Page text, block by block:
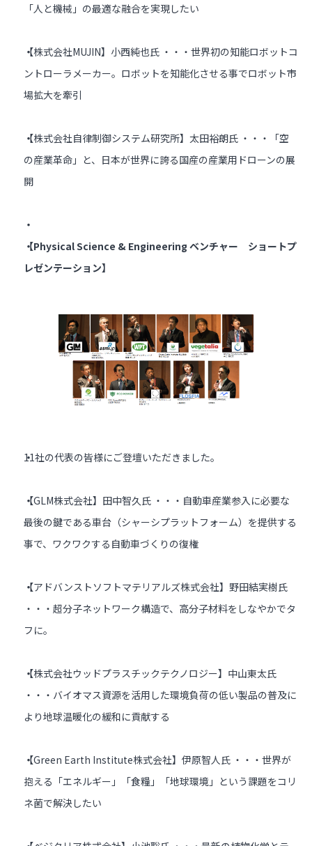
「人と機械」の最適な融合を実現したい
【株式会社MUJIN】小西純也氏 ・・・世界初の知能ロボットコ
ントローラメーカー。ロボットを知能化させる事でロボット市
場拡大を牽引
【株式会社自律制御システム研究所】太田裕朗氏 ・・・「空
の産業革命」と、日本が世界に誇る国産の産業用ドローンの展
開
【Physical Science & Engineering ベンチャー ショートプ
レゼンテーション】
11社の代表の皆様にご登壇いただきました。
【GLM株式会社】田中智久氏 ・・・自動車産業参入に必要な
最後の鍵である車台（シャーシプラットフォーム）を提供する
事で、ワクワクする自動車づくりの復権
【アドバンストソフトマテリアルズ株式会社】野田結実樹氏
・・・超分子ネットワーク構造で、高分子材料をしなやかでタ
フに。
【株式会社ウッドプラスチックテクノロジー】中山東太氏
・・・バイオマス資源を活用した環境負荷の低い製品の普及に
より地球温暖化の緩和に貢献する
【Green Earth Institute株式会社】伊原智人氏 ・・・世界が
抱える「エネルギー」「食糧」「地球環境」という課題をコリ
ネ菌で解決したい